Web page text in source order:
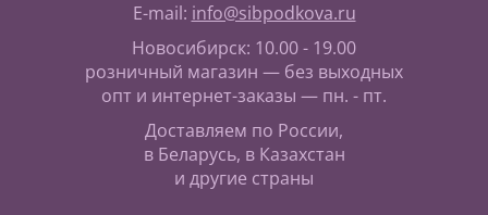
E-mail: info@sibpodkova.ru
Новосибирск: 10.00 - 19.00
розничный магазин — без выходных
опт и интернет-заказы — пн. - пт.
Доставляем по России,
в Беларусь, в Казахстан
и другие страны